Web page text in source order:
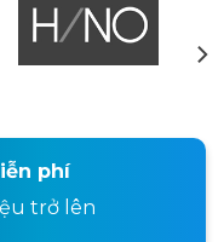
phí
trở lên